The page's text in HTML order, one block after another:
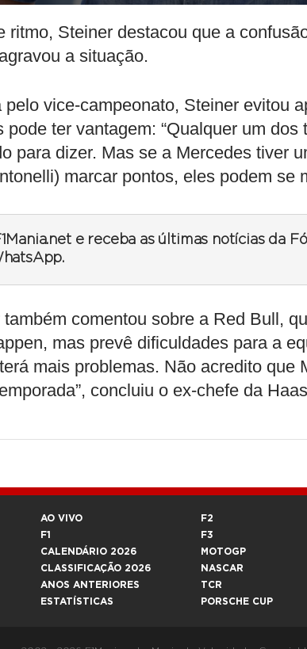
ritmo, Steiner destacou que a
a situação.
pelo vice-campeonato, Steiner evitou
pode ter vantagem: “Qualquer um
para dizer. Mas se a Mercedes tiver
marcar pontos, eles podem se
e receba as últimas notícias da
comentou sobre a Red Bull,
mas prevê dificuldades para a
mais problemas. Não acredito que
concluiu o ex-chefe da
AO VIVO
F1
CALENDÁRIO 2026
CLASSIFICAÇÃO 2026
ANOS ANTERIORES
ESTATÍSTICAS
F2
F3
MOTOGP
NASCAR
TCR
PORSCHE CUP